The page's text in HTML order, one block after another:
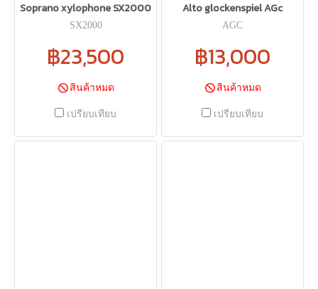
Soprano xylophone SX2000
SX2000
฿23,500
สินค้าหมด
เปรียบเทียบ
Alto glockenspiel AGc
AGC
฿13,000
สินค้าหมด
เปรียบเทียบ